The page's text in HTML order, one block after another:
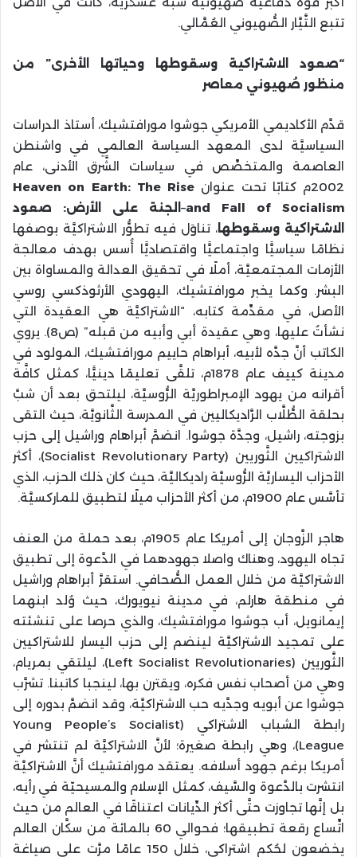
تتبع التَّيَّار الصُّهيوني العُمَّالي.
“صعود الاشتراكية وسقوطها وحياتها الأخرى” من
منظور صُهيوني معاصر
قدَّم الأكاديمي الأمريكي جوشوا مورافتشيك، أستاذ الدراسات
السياسيَّة لدى المعهد السياسة العالمي في واشنطن
العاصمة والمتخصِّص في سياسات الشَّرق الأدنى، عام
2002م كتابًا تحت عنوان
Heaven on Earth: The Rise
and Fall of Socialism
– الجنة على الأرض: صعود
الاشتراكية وسقوطها، تناوَل فيه تطوُّر الاشتراكيَّة بوصفها
نظامًا سياسيًّا واجتماعيًّا واقتصاديًّا أُسس بهدف معالجة
الأزمات المجتمعيَّة، أملًا في تحقيق العدالة والمساواة بين
البشر. وكما يخبر مورافتشيك، اليهودي الأرثوذكسي روسي
الأصل، في مقدِّمة كتابه، “الاشتراكيَّة هي العقيدة التي
نشأتُ عليها، وهي عقيدة أبي وأبيه من قبله” (ص8). يروي
الكاتب أنَّ جدَّه لأبيه، أبراهام حاييم مورافتشيك، المولود في
مدينة كييف عام 1878م، تلقَّى تعليمًا دينيًّا، كمثل كافَّة
أقرانه من يهود الإمبراطوريَّة الرُّوسيَّة، ليلتحق بعد أن شبَّ
بحلقة الطُّلَّاب الرَّاديكاليين في المدرسة الثَّانويَّة، حيث التقى
بزوجته، راشيل، وجدَّة جوشوا. انضمَّ أبراهام وراشيل إلى حزب
الاشتراكيين الثَّوريين (Socialist Revolutionary Party)، أكثر
الأحزاب اليساريَّة الرُّوسيَّة راديكاليَّة، حيث كان ذلك الحزب، الذي
تأسَّس عام 1900م، من أكثر الأحزاب ميلًا لتطبيق للماركسيَّة.
هاجر الزَّوجان إلى أمريكا عام 1905م، بعد حملة من العنف
تجاه اليهود، وهناك واصلا جهودهما في الدَّعوة إلى تطبيق
الاشتراكيَّة من خلال العمل الصُّحافي. استقرَّ أبراهام وراشيل
في منطقة هارلم، في مدينة نيويورك، حيث وُلد ابنهما
إيمانويل، أب جوشوا مورافتشيك، والذي حرصا على تنشئته
على تمجيد الاشتراكيَّة لينضم إلى حزب اليسار للاشتراكيين
الثَّوريين (Left Socialist Revolutionaries)، ليلتقي بمريام،
وهي من أصحاب نفس فكره، ويقترن بها، لينجبا كاتبنا. تشرَّب
جوشوا عن أبويه وجدَّيه حب الاشتراكيَّة، وقد انضمَّ بدوره إلى
رابطة الشباب الاشتراكي (Young People’s Socialist
League)، وهي رابطة صغيرة؛ لأنَّ الاشتراكيَّة لم تنتشر في
أمريكا برغم جهود أسلافه. يعتقد مورافتشيك أنَّ الاشتراكيَّة
انتشرت بالدَّعوة والسَّيف، كمثل الإسلام والمسيحيّة في رأيه،
بل إنَّها تجاوزت حتَّى أكثر الدِّيانات اعتناقًا في العالم من حيث
اتِّساع رقعة تطبيقها؛ فحوالي 60 بالمائة من سكَّان العالم
يخضعون لحُكم اشتراكي، خلال 150 عامًا مرَّت على صياغة